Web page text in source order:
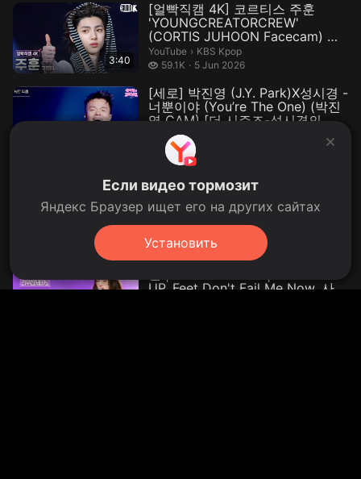
3:40
[얼빡직캠 4K] 코르티스 주훈
'YOUNGCREATORCREW'
(CORTIS JUHOON Facecam) @
뮤직뱅크(Music Ba...
YouTube › KBS Kpop.
KBS Kpop
59.1K
59.1 thousand views
5 Jun 2026
[세로] 박진영 (J.Y. Park)X성시경 -
너뿐이야 (You’re The One) (박진
영 CAM) [더 시즌즈-성시경의 고
막남친] | KBS 26...
YouTube ›
31 Jul 2026
2:51
(The Wind) [뮤직뱅크/Music
Bank] | KBS 260731 방송
KBS Kpop.
[리무진서비스] EP.190 미야오 나
UP, Feet Don't Fail Me Now, 사랑
Если видео тормозит
Яндекс Браузер ищет его на других сайтах
Установить